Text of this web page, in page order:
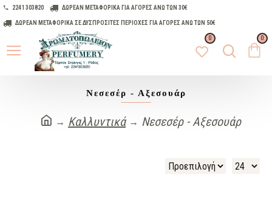
2241 303820 ΔΩΡΕΑΝ ΜΕΤΑΦΟΡΙΚΑ ΓΙΑ ΑΓΟΡΕΣ ΑΝΩ ΤΩΝ 30€
ΔΩΡΕΑΝ ΜΕΤΑΦΟΡΙΚΑ ΣΕ ΔΥΣΠΡΟΣΙΤΕΣ ΠΕΡΙΟΧΕΣ ΓΙΑ ΑΓΟΡΕΣ ΑΝΩ ΤΩΝ 50€
0 0
Καλλυντικά Νεσεσέρ - Αξεσουάρ
Νεσεσέρ - Αξεσουάρ